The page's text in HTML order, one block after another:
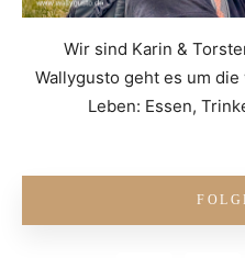
Wir sind Karin &
Wallygusto geht es um
Leben: Essen,